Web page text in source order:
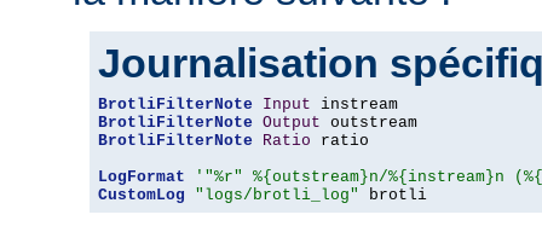
Journalisation
BrotliFilterNote Input
BrotliFilterNote Output
BrotliFilterNote
Ratio ratio
LogFormat
'"%r" %{outstream}n/%{instream}n
CustomLog
"logs/brotli_log" brotli